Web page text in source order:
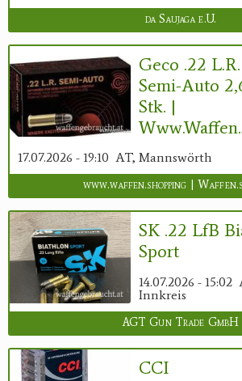
da Saujaga e.U.
Geco .22 L.r.
Semi-Auto
Stk. |
17.07.2026 - 19:10 AT, Mannswörth
www.waffen.shopping |
SK .22 LfB
Sport
14.07.2026 - 15:02
Innkreis
AGT Gun Trade GmbH
CCI